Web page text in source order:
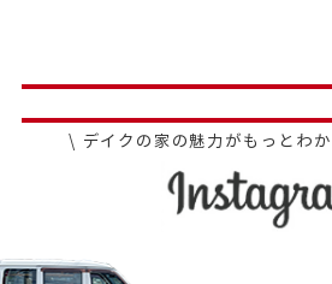
\ デイクの家の魅力がもっとわ